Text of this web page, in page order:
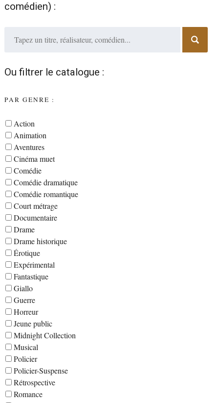
comédien) :
Ou filtrer le catalogue :
PAR GENRE :
Action
Animation
Aventures
Cinéma muet
Comédie
Comédie dramatique
Comédie romantique
Court métrage
Documentaire
Drame
Drame historique
Érotique
Expérimental
Fantastique
Giallo
Guerre
Horreur
Jeune public
Midnight Collection
Musical
Policier
Policier-Suspense
Rétrospective
Romance